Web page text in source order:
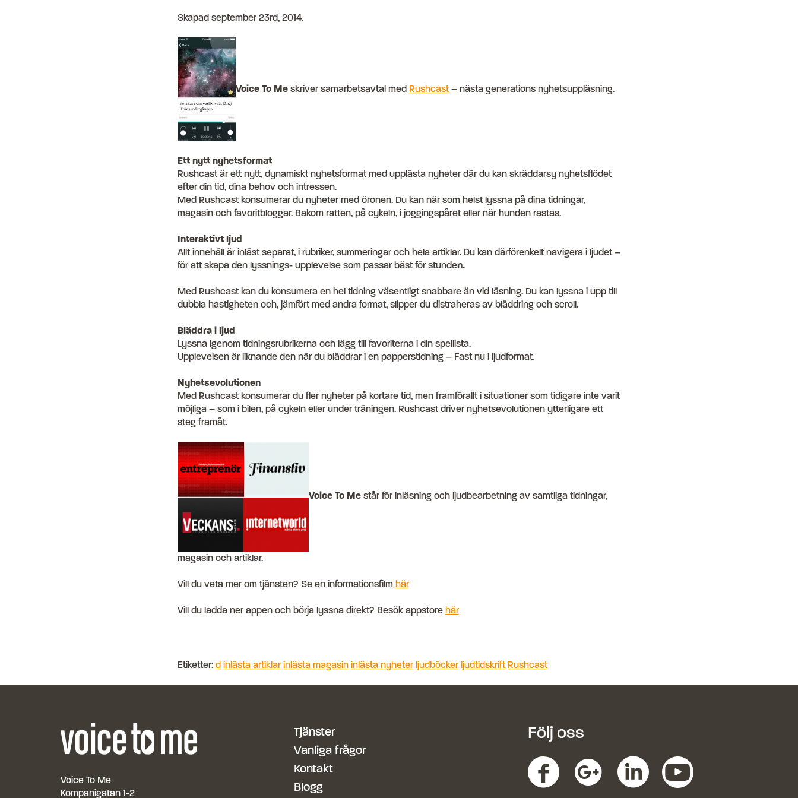
Skapad september 23rd, 2014.
Voice To Meskriver samarbetsavtal med Rushcast– nästa generations nyhetsuppläsning.
Ett nytt nyhetsformat
Rushcast är ett nytt, dynamiskt nyhetsformat med upplästa nyheter där du kan skräddarsy nyhetsflödet
efter din tid, dina behov och intressen.
Med Rushcast konsumerar du nyheter med öronen. Du kan när som helst lyssna på dina tidningar,
magasin och favoritbloggar. Bakom ratten, på cykeln, i joggingspåret eller när hunden rastas.
Interaktivt ljud
Allt innehåll är inläst separat, i rubriker, summeringar och hela artiklar. Du kan därförenkelt navigera i ljudet –
för att skapa den lyssnings- upplevelse som passar bäst för stunden.
Med Rushcast kan du konsumera en hel tidning väsentligt snabbare än vid läsning. Du kan lyssna i upp till
dubbla hastigheten och, jämfört med andra format, slipper du distraheras av bläddring och scroll.
Bläddra i ljud
Lyssna igenom tidningsrubrikerna och lägg till favoriterna i din spellista.
Upplevelsen är liknande den när du bläddrar i en papperstidning – Fast nu i ljudformat.
Nyhetsevolutionen
Med Rushcast konsumerar du fler nyheter på kortare tid, men framförallt i situationer som tidigare inte varit
möjliga – som i bilen, på cykeln eller under träningen. Rushcast driver nyhetsevolutionen ytterligare ett
steg framåt.
Voice To Mestår för inläsning och ljudbearbetning av samtliga tidningar,
magasin och artiklar.
Vill du veta mer om tjänsten? Se en informationsfilm här
Vill du ladda ner appen och börja lyssna direkt? Besök appstore här
Etiketter: d inlästa artiklar inlästa magasin inlästa nyheter ljudböcker ljudtidskrift Rushcast
Voice To Me
Kompanigatan 1-2
Tjänster
Vanliga frågor
Kontakt
Blogg
Följ oss